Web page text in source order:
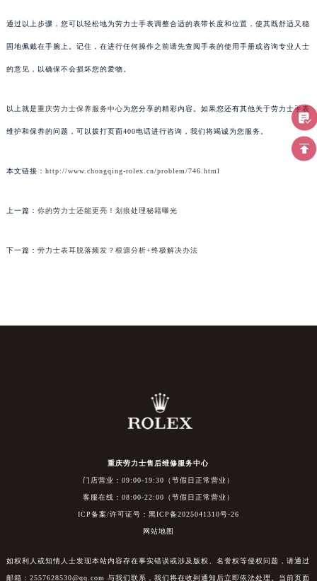
通过以上步骤，您可以轻松地为劳力士手表调整合适的表带长度和位置，使其既舒适又稳
固地佩戴在手腕上。记住，在进行任何操作之前请先查阅手表的使用手册或咨询专业人士
的意见，以确保不会损坏您的爱物。
以上就是重庆劳力士保养服务中心为您分享的精彩内容。如果您还有其他关于劳力士手表
维护和保养的问题，可以拨打页面400电话进行咨询，我们将竭诚为您服务。
本文链接： http://www.chongqing-rolex.cn/problem/746.html
上一篇： 你的劳力士还能更亮！划痕处理秘籍曝光
下一篇： 劳力士表耳脱落频发？根源分析+终极解决办法
重庆劳力士售后维修服务中心
门店营业：09:00-19:30（节假日正常营业）
客服在线：08:00-22:00（节假日正常营业）
ICP备案/许可证号：黑ICP备2025041310号-26
网站地图
如权利人或知情人士发现本站内容存在事实错误或涉及版权、名誉权等侵权问题，请通过
邮箱：2557628530@qq.com 与我们联系，我们将在收到通知后立即依法处理。当前页面